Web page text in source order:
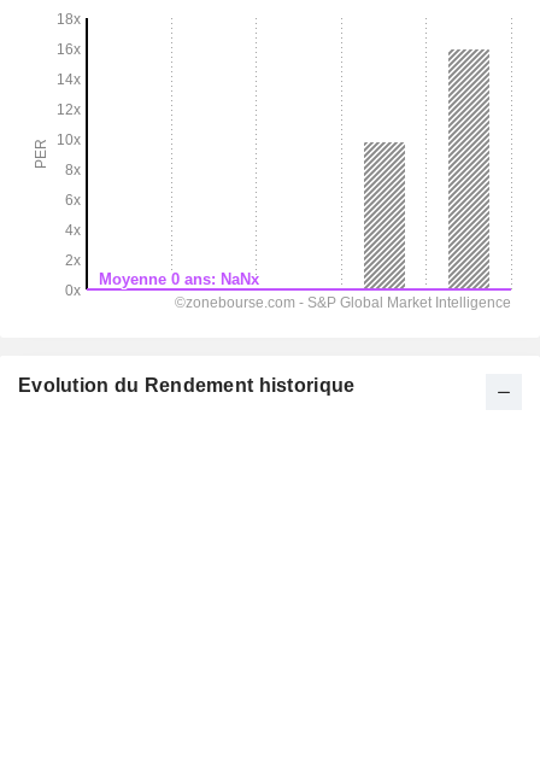
Evolution du Rendement historique